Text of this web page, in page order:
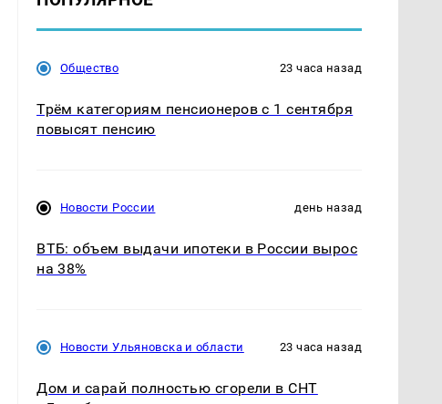
Общество 23 часа назад
Трём категориям пенсионеров с 1 сентября
повысят пенсию
Новости России день назад
ВТБ: объем выдачи ипотеки в России вырос
на 38%
Новости Ульяновска и области 23 часа назад
Дом и сарай полностью сгорели в СНТ